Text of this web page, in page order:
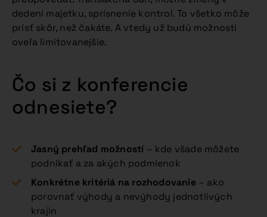
dedení majetku, sprísnenie kontrol. To všetko môže
prísť skôr, než čakáte. A vtedy už budú možnosti
oveľa limitovanejšie.
Čo si z konferencie
odnesiete?
Jasný prehľad možností – kde všade môžete
podnikať a za akých podmienok
Konkrétne kritériá na rozhodovanie– ako
porovnať výhody a nevýhody jednotlivých
krajín